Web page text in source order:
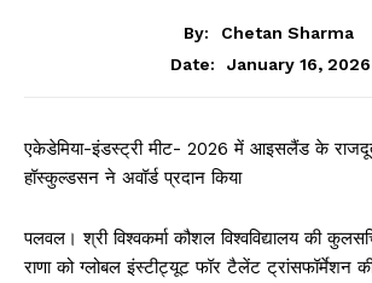
By:
Chetan Sharma
Date:
January 16, 2026
एकेडेमिया-इंडस्ट्री मीट- 2026 में आइसलैंड के
हॉस्कुल्डसन ने अवॉर्ड प्रदानकिया
पलवल। श्री विश्वकर्मा कौशल विश्वविद्यालय की
राणा को ग्लोबल इंस्टीट्यूट फॉर टैलेंट